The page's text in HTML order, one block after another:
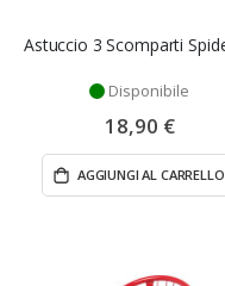
Disponibile
18,90 €
AGGIUNGI AL CARRELLO